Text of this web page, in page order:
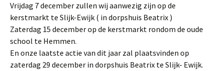
Vrijdag 7 december zullen wij aanwezig zijn op de
kerstmarkt te Slijk-Ewijk ( in dorpshuis Beatrix )
Zaterdag 15 december op de kerstmarkt rondom de oude
school te Hemmen.
En onze laatste actie van dit jaar zal plaatsvinden op
zaterdag 29 december in dorpshuis Beatrix te Slijk- Ewijk.